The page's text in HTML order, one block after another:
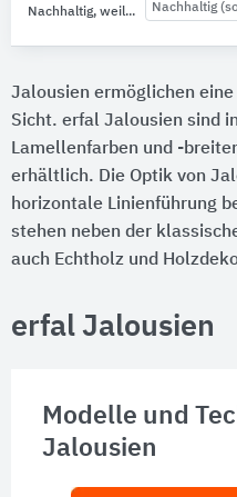
Nachhaltig, weil... Nachhaltig
Jalousien ermöglichen
Sicht. erfal Jalousien sind
Lamellenfarben und -
erhältlich. Die Optik von
horizontale Linienführung
stehen neben der
auch Echtholz und
erfal Jalousien
Modelle und
Jalousien